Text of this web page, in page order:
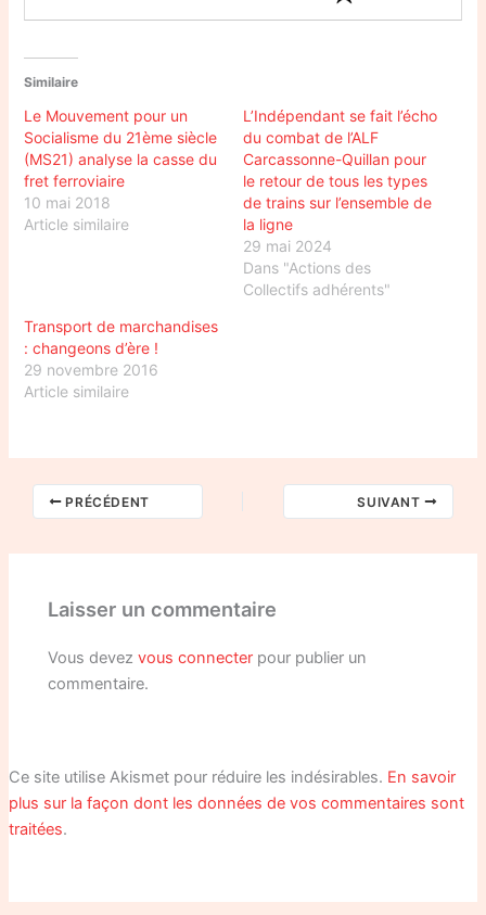
Similaire
Le Mouvement pour un
Socialisme du 21ème siècle
(MS21) analyse la casse du
fret ferroviaire
10 mai 2018
Article similaire
L’Indépendant se fait l’écho
du combat de l’ALF
Carcassonne-Quillan pour
le retour de tous les types
de trains sur l’ensemble de
la ligne
29 mai 2024
Dans "Actions des
Collectifs adhérents"
Transport de marchandises
: changeons d’ère !
29 novembre 2016
Article similaire
PRÉCÉDENT SUIVANT
Laisser un commentaire
Vous devezvous connecter pour publier un
commentaire.
Ce site utilise Akismet pour réduire les indésirables. En savoir
plus sur la façon dont les données de vos commentaires sont
traitées.